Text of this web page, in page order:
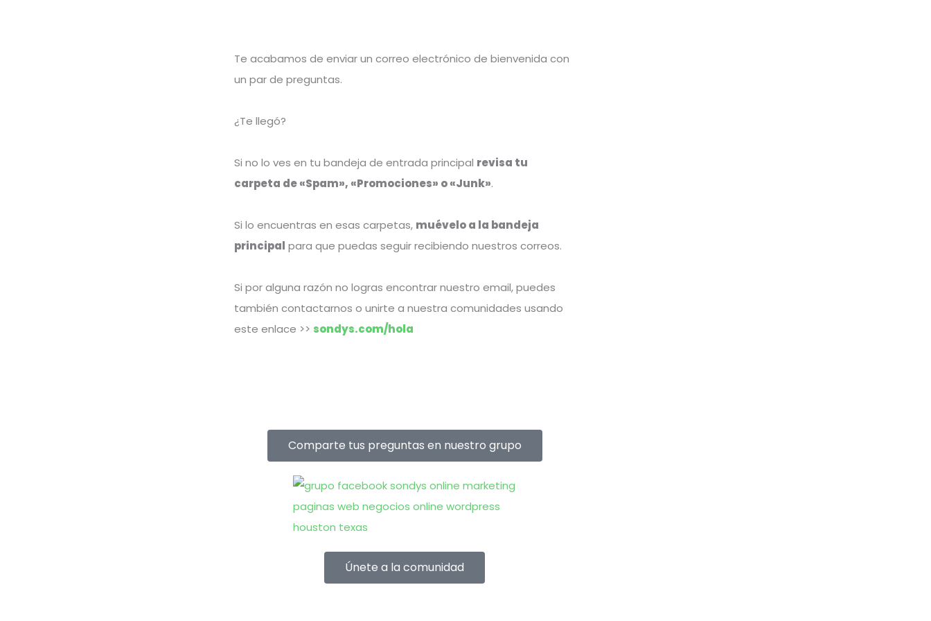
Te acabamos de enviar un correo electrónico de bienvenida con
un par de preguntas.
¿Te llegó?
Si no lo ves en tu bandeja de entrada principal revisa tu
carpeta de «Spam», «Promociones» o «Junk».
Si lo encuentras en esas carpetas, muévelo a la bandeja
principal para que puedas seguir recibiendo nuestros correos.
Si por alguna razón no logras encontrar nuestro email, puedes
también contactarnos o unirte a nuestra comunidades usando
este enlace >> sondys.com/hola
Comparte tus preguntas en nuestro grupo
Únete a la comunidad